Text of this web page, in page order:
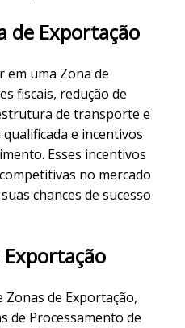
de Exportação
em uma Zona de
fiscais, redução de
de transporte e
e incentivos
Esses incentivos
no mercado
chances de sucesso
Exportação
de Exportação,
de Processamento de